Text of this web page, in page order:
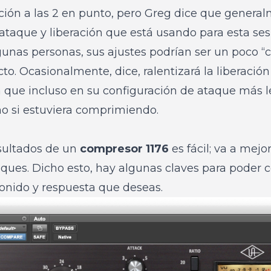
a las 2 en punto, pero Greg dice que
y liberación que está usando para esta
personas, sus ajustes podrían ser un poco
Ocasionalmente, dice, ralentizará la
incluso en su configuración de ataque más
si estuviera comprimiendo.
de un compresor 1176 es fácil; va a
Dicho esto, hay algunas claves para poder
y respuesta que deseas.